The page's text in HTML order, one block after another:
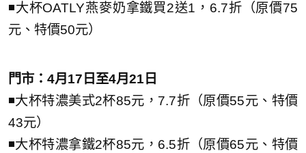
◾大杯OATLY燕麥奶拿鐵買2送1，6.7折（原價75
元、特價50元）
門市：4月17日至4月21日
◾大杯特濃美式2杯85元，7.7折（原價55元、特價
43元）
◾大杯特濃拿鐵2杯85元，6.5折（原價65元、特價